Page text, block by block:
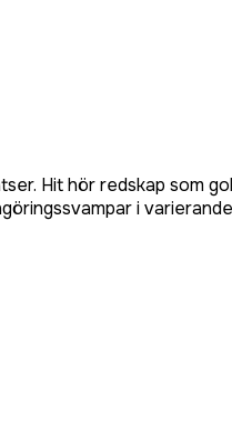
Hit hör redskap som
i